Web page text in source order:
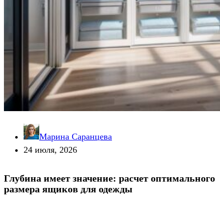
Марина Саранцева
24 июля, 2026
Глубина имеет значение: расчет оптимального
размера ящиков для одежды